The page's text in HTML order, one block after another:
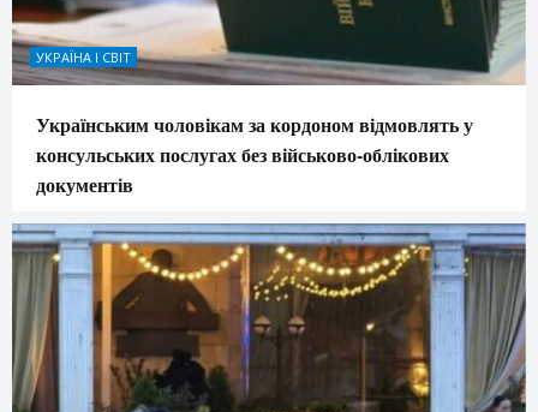
УКРАЇНА І СВІТ
Українським чоловікам за кордоном відмовлять у
консульських послугах без військово-облікових
документів